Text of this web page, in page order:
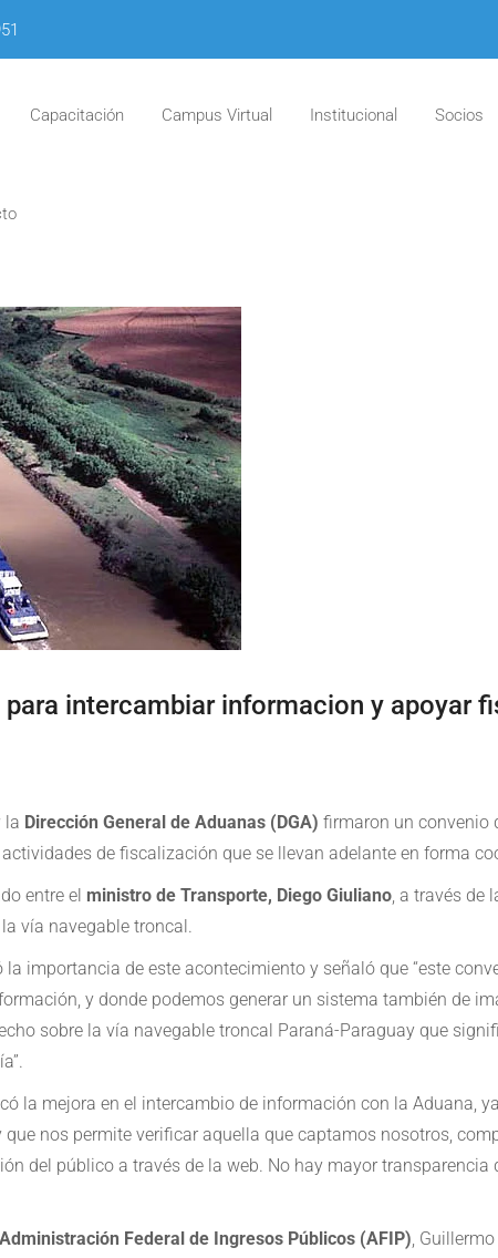
Capacitación Campus Virtual Institucional Socios
intercambiar informacion y apoyar
la Dirección General de Aduanas (DGA) firmaron un convenio
de fiscalización que se llevan adelante en forma
entre el ministro de Transporte, Diego Giuliano, a través de
vía navegable troncal.
importancia de este acontecimiento y señaló que “este
y donde podemos generar un sistema también de
sobre la vía navegable troncal Paraná-Paraguay que
la mejora en el intercambio de información con la Aduana,
nos permite verificar aquella que captamos nosotros,
del público a través de la web. No hay mayor
Administración Federal de Ingresos Públicos (AFIP),